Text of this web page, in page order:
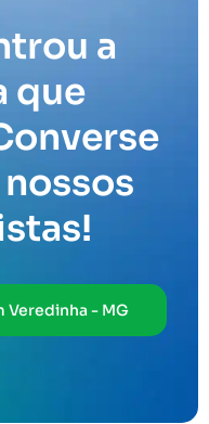
a
que
Veredinha - MG